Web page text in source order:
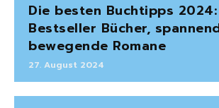
Die besten Buchtipps 2024:
Bestseller Bücher,
bewegende Romane
27. August 2024